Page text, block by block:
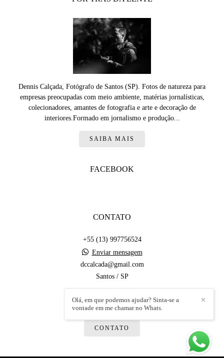
Dennis Calçada, Fotógrafo de Santos (SP). Fotos de natureza para
empresas preocupadas com meio ambiente, matérias jornalísticas,
colecionadores, amantes de fotografia e arte e decoração de
interiores.Formado em jornalismo e produção...
SAIBA MAIS
FACEBOOK
CONTATO
+55 (13) 997756524
Enviar mensagem
dccalcada@gmail.com
Santos / SP
CONTATO
✕
Olá, em que podemos ajudar? Sinta-se a
vontade em me chamar no Whats.